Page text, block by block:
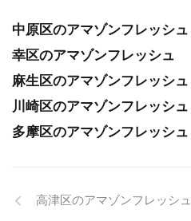
中原区のアマゾンフレッシュ
幸区のアマゾンフレッシュ
麻生区のアマゾンフレッシュ
川崎区のアマゾンフレッシュ
多摩区のアマゾンフレッシュ
高津区のアマゾンフレッシュ